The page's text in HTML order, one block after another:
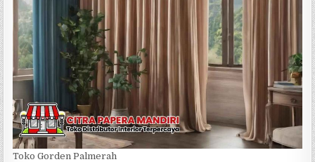
Toko Gorden Palmerah